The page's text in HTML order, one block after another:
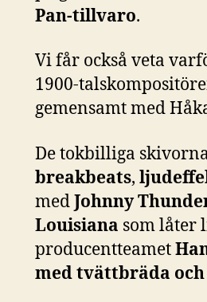
Pan-tillvaro.
Vi får också veta
1900-
gemensamt med
De tokbilliga
breakbeats,
medJohnny
Louisiana som låter
producentteamet
med tvättbräda